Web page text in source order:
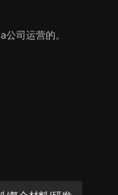
司运营的。